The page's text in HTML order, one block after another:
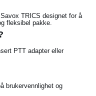
TRICS designet for å
fleksibel pakke.
PTT adapter eller
brukervennlighet og